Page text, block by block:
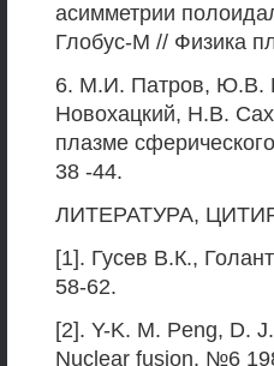
асимметрии
Глобус-М // Физика
6. М.И. Патров, Ю.В.
Новохацкий, Н.В.
плазме
38 -44.
ЛИТЕРАТУРА,
[1]. Гусев В.К.,
58-62.
[2]. Y-K. М. Peng, D.
Nuclear fusion. №6